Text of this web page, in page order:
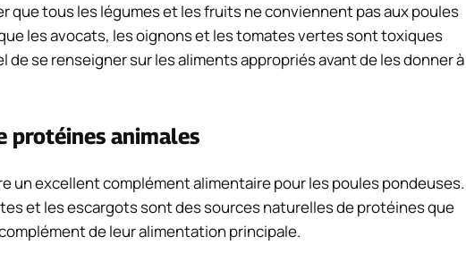
que tous les légumes et les fruits ne conviennent pas aux poules
les avocats, les oignons et les tomates vertes sont toxiques
de se renseigner sur les aliments appropriés avant de les donner à
protéines animales
un excellent complément alimentaire pour les poules pondeuses.
et les escargots sont des sources naturelles de protéines que
de leur alimentation principale.